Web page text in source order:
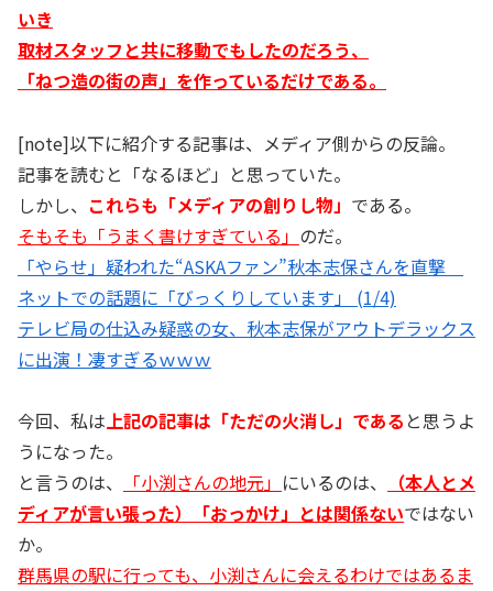
いき
取材スタッフと共に移動でもしたのだろう、
「ねつ造の街の声」を作っているだけである。
[note]以下に紹介する記事は、メディア側からの反論。
記事を読むと「なるほど」と思っていた。
しかし、 これらも「メディアの創りし物」 である。
そもそも「うまく書けすぎている」 のだ。
「やらせ」疑われた“ASKAファン”秋本志保さんを直撃
ネットでの話題に「びっくりしています」 (1/4)
テレビ局の仕込み疑惑の女、秋本志保がアウトデラックス
に出演！凄すぎるｗｗｗ
今回、私は上記の記事は「ただの火消し」である と思うよ
うになった。
と言うのは、
「小渕さんの地元」 にいるのは、
（本人とメ
ディアが言い張った）「おっかけ」とは関係ないではない
か。
群馬県の駅に行っても、小渕さんに会えるわけではあるま